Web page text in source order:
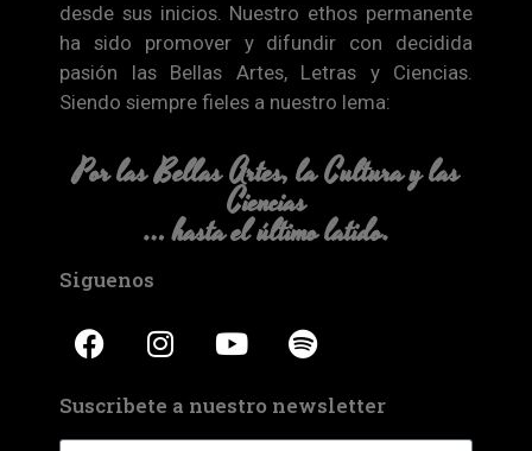
desde sus inicios. Nuestro ethos permanente
ha sido promover y difundir con decidida
pasión las Bellas Artes, Letras y Ciencias.
Siendo siempre fieles a nuestro lema:
Por las Bellas Artes, la Cultura y las
Ciencias
… hasta el último latido.
Siguenos
Suscribete a nuestro newsletter